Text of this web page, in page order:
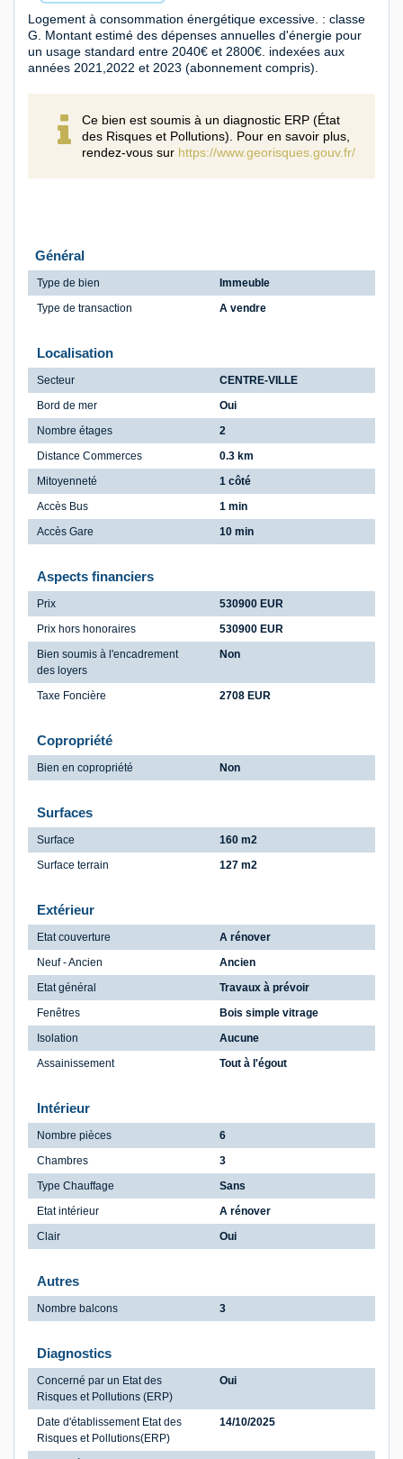
Logement à consommation énergétique excessive. : classe
G. Montant estimé des dépenses annuelles d'énergie pour
un usage standard entre 2040€ et 2800€. indexées aux
années 2021,2022 et 2023 (abonnement compris).
Ce bien est soumis à un diagnostic ERP (État
des Risques et Pollutions). Pour en savoir plus,
rendez-vous sur https://www.georisques.gouv.fr/
Général
Type de bien
Immeuble
Type de transaction
A vendre
Localisation
Secteur
CENTRE-VILLE
Bord de mer
Oui
Nombre étages
2
Distance Commerces
0.3 km
Mitoyenneté
1 côté
Accès Bus
1 min
Accès Gare
10 min
Aspects financiers
Prix
530900 EUR
Prix hors honoraires
530900 EUR
Bien soumis à l'encadrement
des loyers
Non
Taxe Foncière 2708 EUR
Copropriété
Bien en copropriété Non
Surfaces
Surface
160 m2
Surface terrain
127 m2
Extérieur
Etat couverture
A rénover
Neuf - Ancien
Ancien
Etat général
Travaux à prévoir
Fenêtres
Bois simple vitrage
Isolation
Aucune
Assainissement
Tout à l'égout
Intérieur
Nombre pièces
6
Chambres
3
Type Chauffage
Sans
Etat intérieur
A rénover
Clair
Oui
Autres
Nombre balcons 3
Diagnostics
Concerné par un Etat des
Risques et Pollutions (ERP)
Oui
Date d'établissement Etat des
Risques et Pollutions(ERP)
14/10/2025